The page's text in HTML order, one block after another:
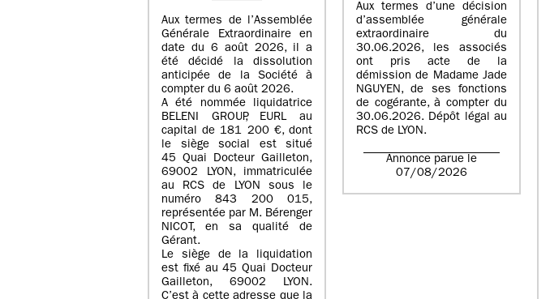
Aux termes de l’Assemblée
Générale Extraordinaire en
date du 6 août 2026, il a
été décidé la dissolution
anticipée de la Société à
compter du 6 août 2026.
A été nommée liquidatrice
BELENI GROUP, EURL au
capital de 181 200 €, dont
le siège social est situé
45 Quai Docteur Gailleton,
69002 LYON, immatriculée
au RCS de LYON sous le
numéro 843 200 015,
représentée par M. Bérenger
NICOT, en sa qualité de
Gérant.
Le siège de la liquidation
est fixé au45 Quai Docteur
Gailleton, 69002 LYON.
Aux termes d’une décision
d’assemblée générale
extraordinaire du
30.06.2026, les associés
ont pris acte de la
démission de Madame Jade
NGUYEN, de ses fonctions
de cogérante, à compter du
30.06.2026. Dépôt légal au
RCS de LYON.
Annonce parue le
07/08/2026